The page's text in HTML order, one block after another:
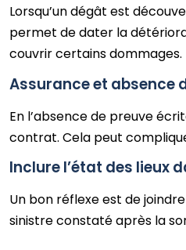
Lorsqu’un dégât est
permet de dater la
couvrir certains dommages.
Assurance et absence
En l’absence de preuve
contrat. Cela peut
Inclure l’état des lieux
Un bon réflexe est de
sinistre constaté après la